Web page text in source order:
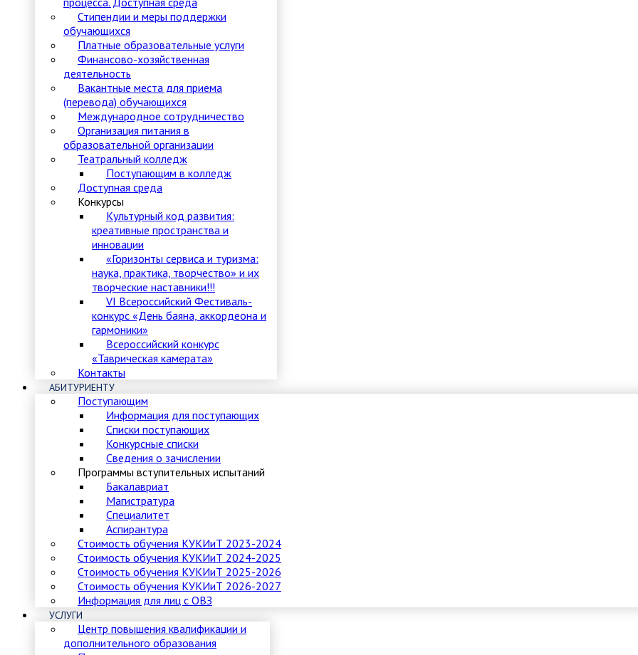
Стипендии и меры поддержки
обучающихся
Платные образовательные услуги
Финансово-хозяйственная
деятельность
Вакантные места для приема
(перевода) обучающихся
Международное сотрудничество
Организация питания в
образовательной организации
Театральный колледж
Поступающим в колледж
Доступная среда
Конкурсы
Культурный код развития:
креативные пространства и
инновации
«Горизонты сервиса и туризма:
наука, практика, творчество» и их
творческие наставники!!!
VI Всероссийский Фестиваль-
конкурс «День баяна, аккордеона и
гармоники»
Всероссийский конкурс
«Таврическая камерата»
Контакты
АБИТУРИЕНТУ
Поступающим
Информация для поступающих
Списки поступающих
Конкурсные списки
Сведения о зачислении
Программы вступительных испытаний
Бакалавриат
Магистратура
Специалитет
Аспирантура
Стоимость обучения КУКИиТ 2023-2024
Стоимость обучения КУКИиТ 2024-2025
Стоимость обучения КУКИиТ 2025-2026
Стоимость обучения КУКИиТ 2026-2027
Информация для лиц с ОВЗ
УСЛУГИ
Центр повышения квалификации и
дополнительного образования